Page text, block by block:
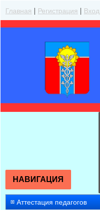
Главная | Регистрация | Вход
НАВИГАЦИЯ
Аттестация педагогов